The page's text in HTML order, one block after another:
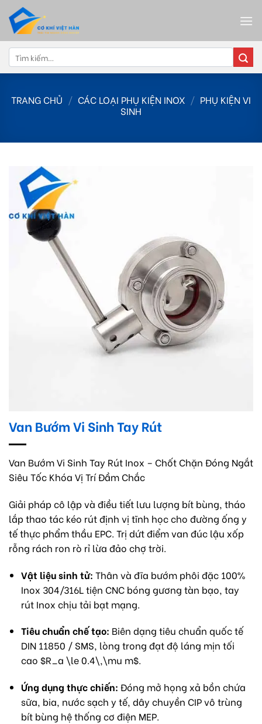
content
Tìm
kiếm:
TRANG CHỦ / CÁC LOẠI PHỤ KIỆN INOX / PHỤ KIỆN VI
SINH
Van Bướm Vi Sinh Tay Rút
Van Bướm Vi Sinh Tay Rút Inox – Chốt Chặn Đóng Ngắt
Siêu Tốc Khóa Vị Trí Đầm Chắc
Giải pháp cô lập và điều tiết lưu lượng bít bùng, tháo
lắp thao tác kéo rút định vị tĩnh học cho đường ống y
tế thực phẩm thầu EPC. Trị dứt điểm van đúc lậu xốp
rỗng rách ron rò rỉ lừa đảo chợ trời.
Vật liệu sinh tử: Thân và đĩa bướm phôi đặc 100%
Inox 304/316L tiện CNC bóng gương tàn bạo, tay
rút Inox chịu tải bạt mạng.
Tiêu chuẩn chế tạo: Biên dạng tiêu chuẩn quốc tế
DIN 11850 / SMS, lòng trong đạt độ láng mịn tối
cao $R_a \le 0.4\,\mu m$.
Ứng dụng thực chiến: Đóng mở họng xả bồn chứa
sữa, bia, nước sạch y tế, dây chuyền CIP vô trùng
bít bùng hệ thống cơ điện MEP.